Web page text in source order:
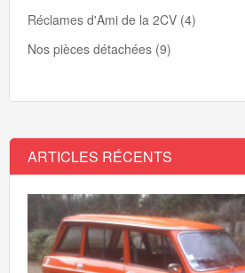
Réclames d'Ami de la 2CV (4)
Nos pièces détachées (9)
ARTICLES RÉCENTS